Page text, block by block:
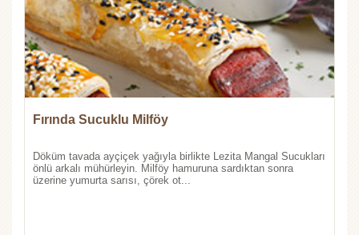
Fırında Sucuklu Milföy
Döküm tavada ayçiçek yağıyla birlikte Lezita Mangal Sucukları
önlü arkalı mühürleyin. Milföy hamuruna sardıktan sonra
üzerine yumurta sarısı, çörek ot...